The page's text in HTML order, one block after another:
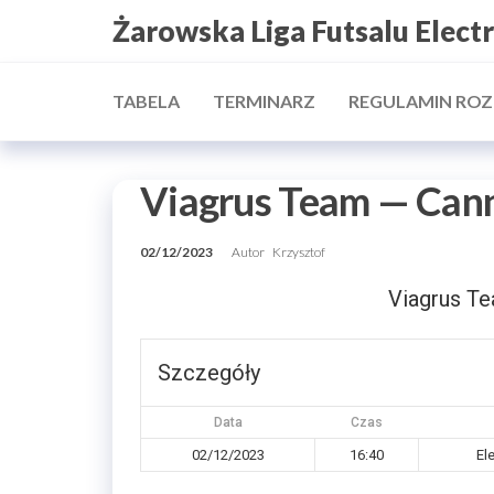
Żarowska Liga Futsalu
TABELA TERMINARZ REGULAMIN
Viagrus Team —
02/12/2023 Autor Krzysztof
Viagrus
Szczegóły
Data Czas
02/12/2023 16:40